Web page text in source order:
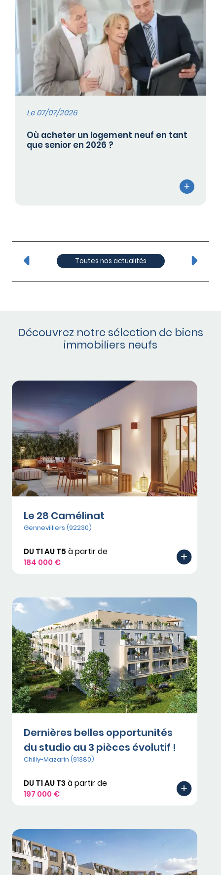
Le 07/07/2026
Où acheter un logement neuf en tant
que senior en 2026 ?
Toutes nos actualités
Découvrez notre sélection de biens
immobiliers neufs
Le 28 Camélinat
Gennevilliers (92230)
DU T1 AU T5 à partir de
184 000 €
Dernières belles opportunités
du studio au 3 pièces évolutif !
Chilly-Mazarin (91380)
DU T1 AU T3à partir de
197 000 €